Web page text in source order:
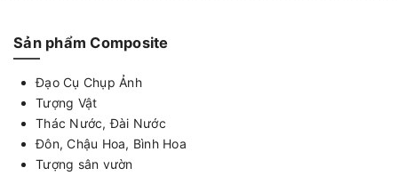
Sản phẩm Composite
Đạo Cụ Chụp Ảnh
Tượng Vật
Thác Nước, Đài Nước
Đôn, Chậu Hoa, Bình Hoa
Tượng sân vườn